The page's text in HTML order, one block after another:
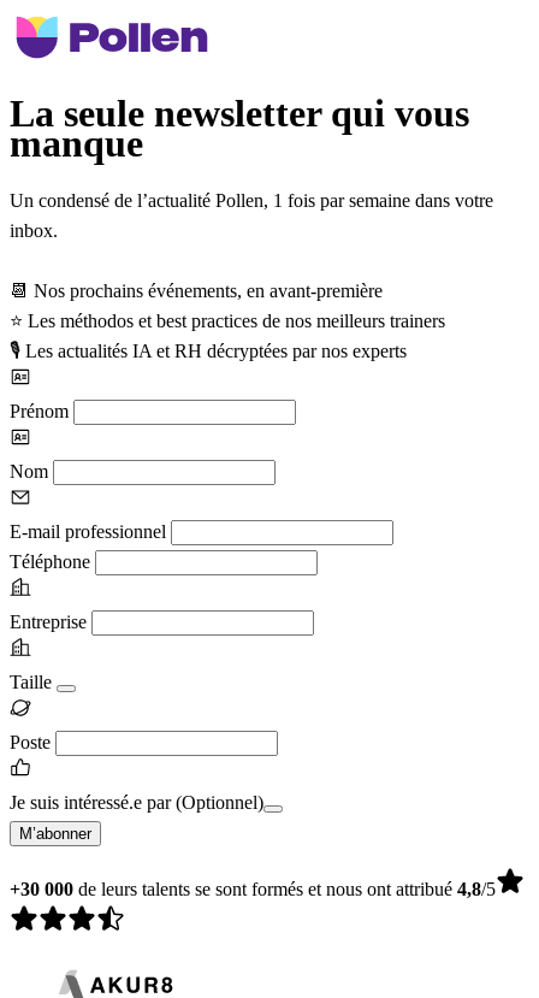
La seule newsletter qui vous
manque
Un condensé de l’actualité Pollen, 1 fois par semaine dans votre
inbox.
📆 Nos prochains événements, en avant-première
⭐ ️ Les méthodos et best practices de nos meilleurs trainers
🎙️ Les actualités IA et RH décryptées par nos experts
Prénom
Nom
E-mail professionnel
Téléphone
Entreprise
Taille
Poste
Je suis intéressé.e par(Optionnel)
M’abonner
+30 000 de leurs talents se sont formés et nous ont attribué 4,8/5